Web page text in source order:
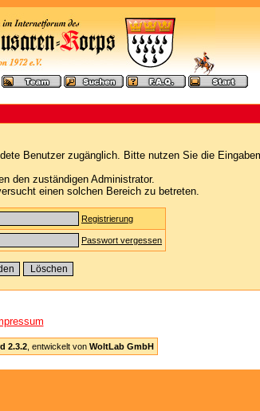
Benutzer zugänglich. Bitte nutzen Sie die
den zuständigen Administrator.
einen solchen Bereich zu betreten.
Registrierung
Passwort vergessen
2.3.2, entwickelt von WoltLab GmbH